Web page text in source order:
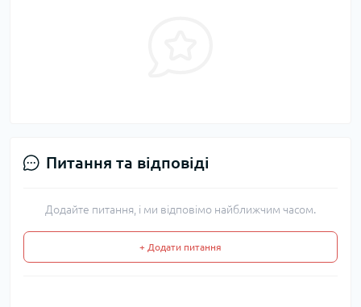
Питання та відповіді
Додайте питання, і ми відповімо найближчим часом.
+ Додати питання